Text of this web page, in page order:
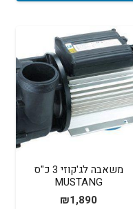
משאבה לג'קוזי 3 כ"ס
MUSTANG
₪1,890